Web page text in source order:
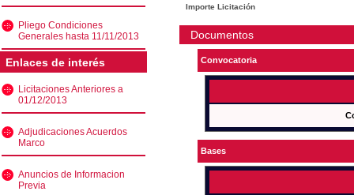
Pliego Condiciones
Generales hasta 11/11/2013
Enlaces de interés
Licitaciones Anteriores a
01/12/2013
Adjudicaciones Acuerdos
Marco
Anuncios de Informacion
Previa
Importe Licitación
Documentos
Convocatoria
Bases